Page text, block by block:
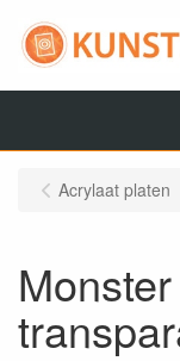
Acrylaat platen